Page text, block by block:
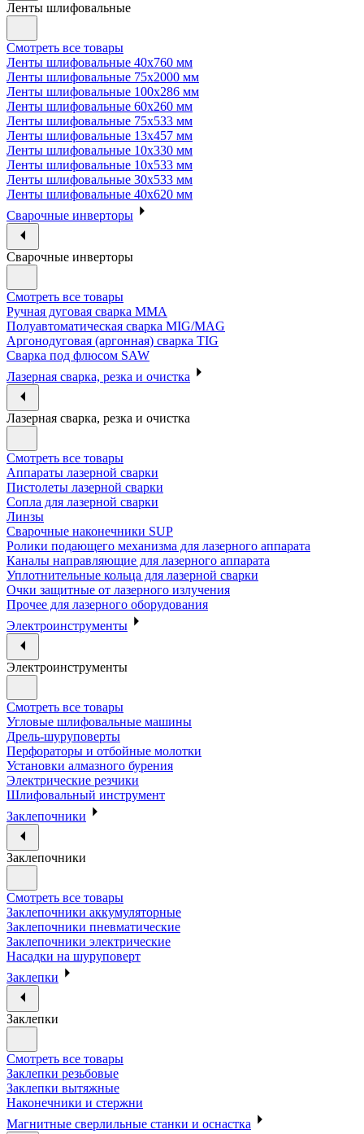
Ленты шлифовальные
Смотреть все товары
Ленты шлифовальные 40х760 мм
Ленты шлифовальные 75х2000 мм
Ленты шлифовальные 100х286 мм
Ленты шлифовальные 60х260 мм
Ленты шлифовальные 75х533 мм
Ленты шлифовальные 13х457 мм
Ленты шлифовальные 10х330 мм
Ленты шлифовальные 10х533 мм
Ленты шлифовальные 30х533 мм
Ленты шлифовальные 40х620 мм
Сварочные инверторы
Сварочные инверторы
Смотреть все товары
Ручная дуговая сварка MMA
Полуавтоматическая сварка MIG/MAG
Аргонодуговая (аргонная) сварка TIG
Сварка под флюсом SAW
Лазерная сварка, резка и очистка
Лазерная сварка, резка и очистка
Смотреть все товары
Аппараты лазерной сварки
Пистолеты лазерной сварки
Сопла для лазерной сварки
Линзы
Сварочные наконечники SUP
Ролики подающего механизма для лазерного аппарата
Каналы направляющие для лазерного аппарата
Уплотнительные кольца для лазерной сварки
Очки защитные от лазерного излучения
Прочее для лазерного оборудования
Электроинструменты
Электроинструменты
Смотреть все товары
Угловые шлифовальные машины
Дрель-шуруповерты
Перфораторы и отбойные молотки
Установки алмазного бурения
Электрические резчики
Шлифовальный инструмент
Заклепочники
Заклепочники
Смотреть все товары
Заклепочники аккумуляторные
Заклепочники пневматические
Заклепочники электрические
Насадки на шуруповерт
Заклепки
Заклепки
Смотреть все товары
Заклепки резьбовые
Заклепки вытяжные
Наконечники и стержни
Магнитные сверлильные станки и оснастка